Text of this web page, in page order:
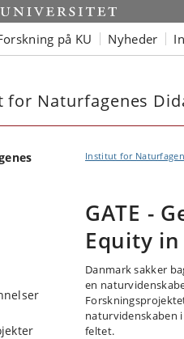
på KU Nyheder
for Naturfagenes
Institut for
GATE -
Equity
Danmark sakker
en
naturvidenskaben
feltet.